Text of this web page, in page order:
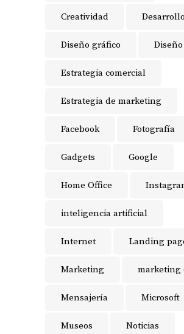
Creatividad
Diseño gráfico
Estrategia comercial
Estrategia de marketing
Facebook Fotografía
Gadgets Google
Home Office
inteligencia artificial
Internet Landing
Marketing marketing
Mensajería Microsoft
Museos Noticias